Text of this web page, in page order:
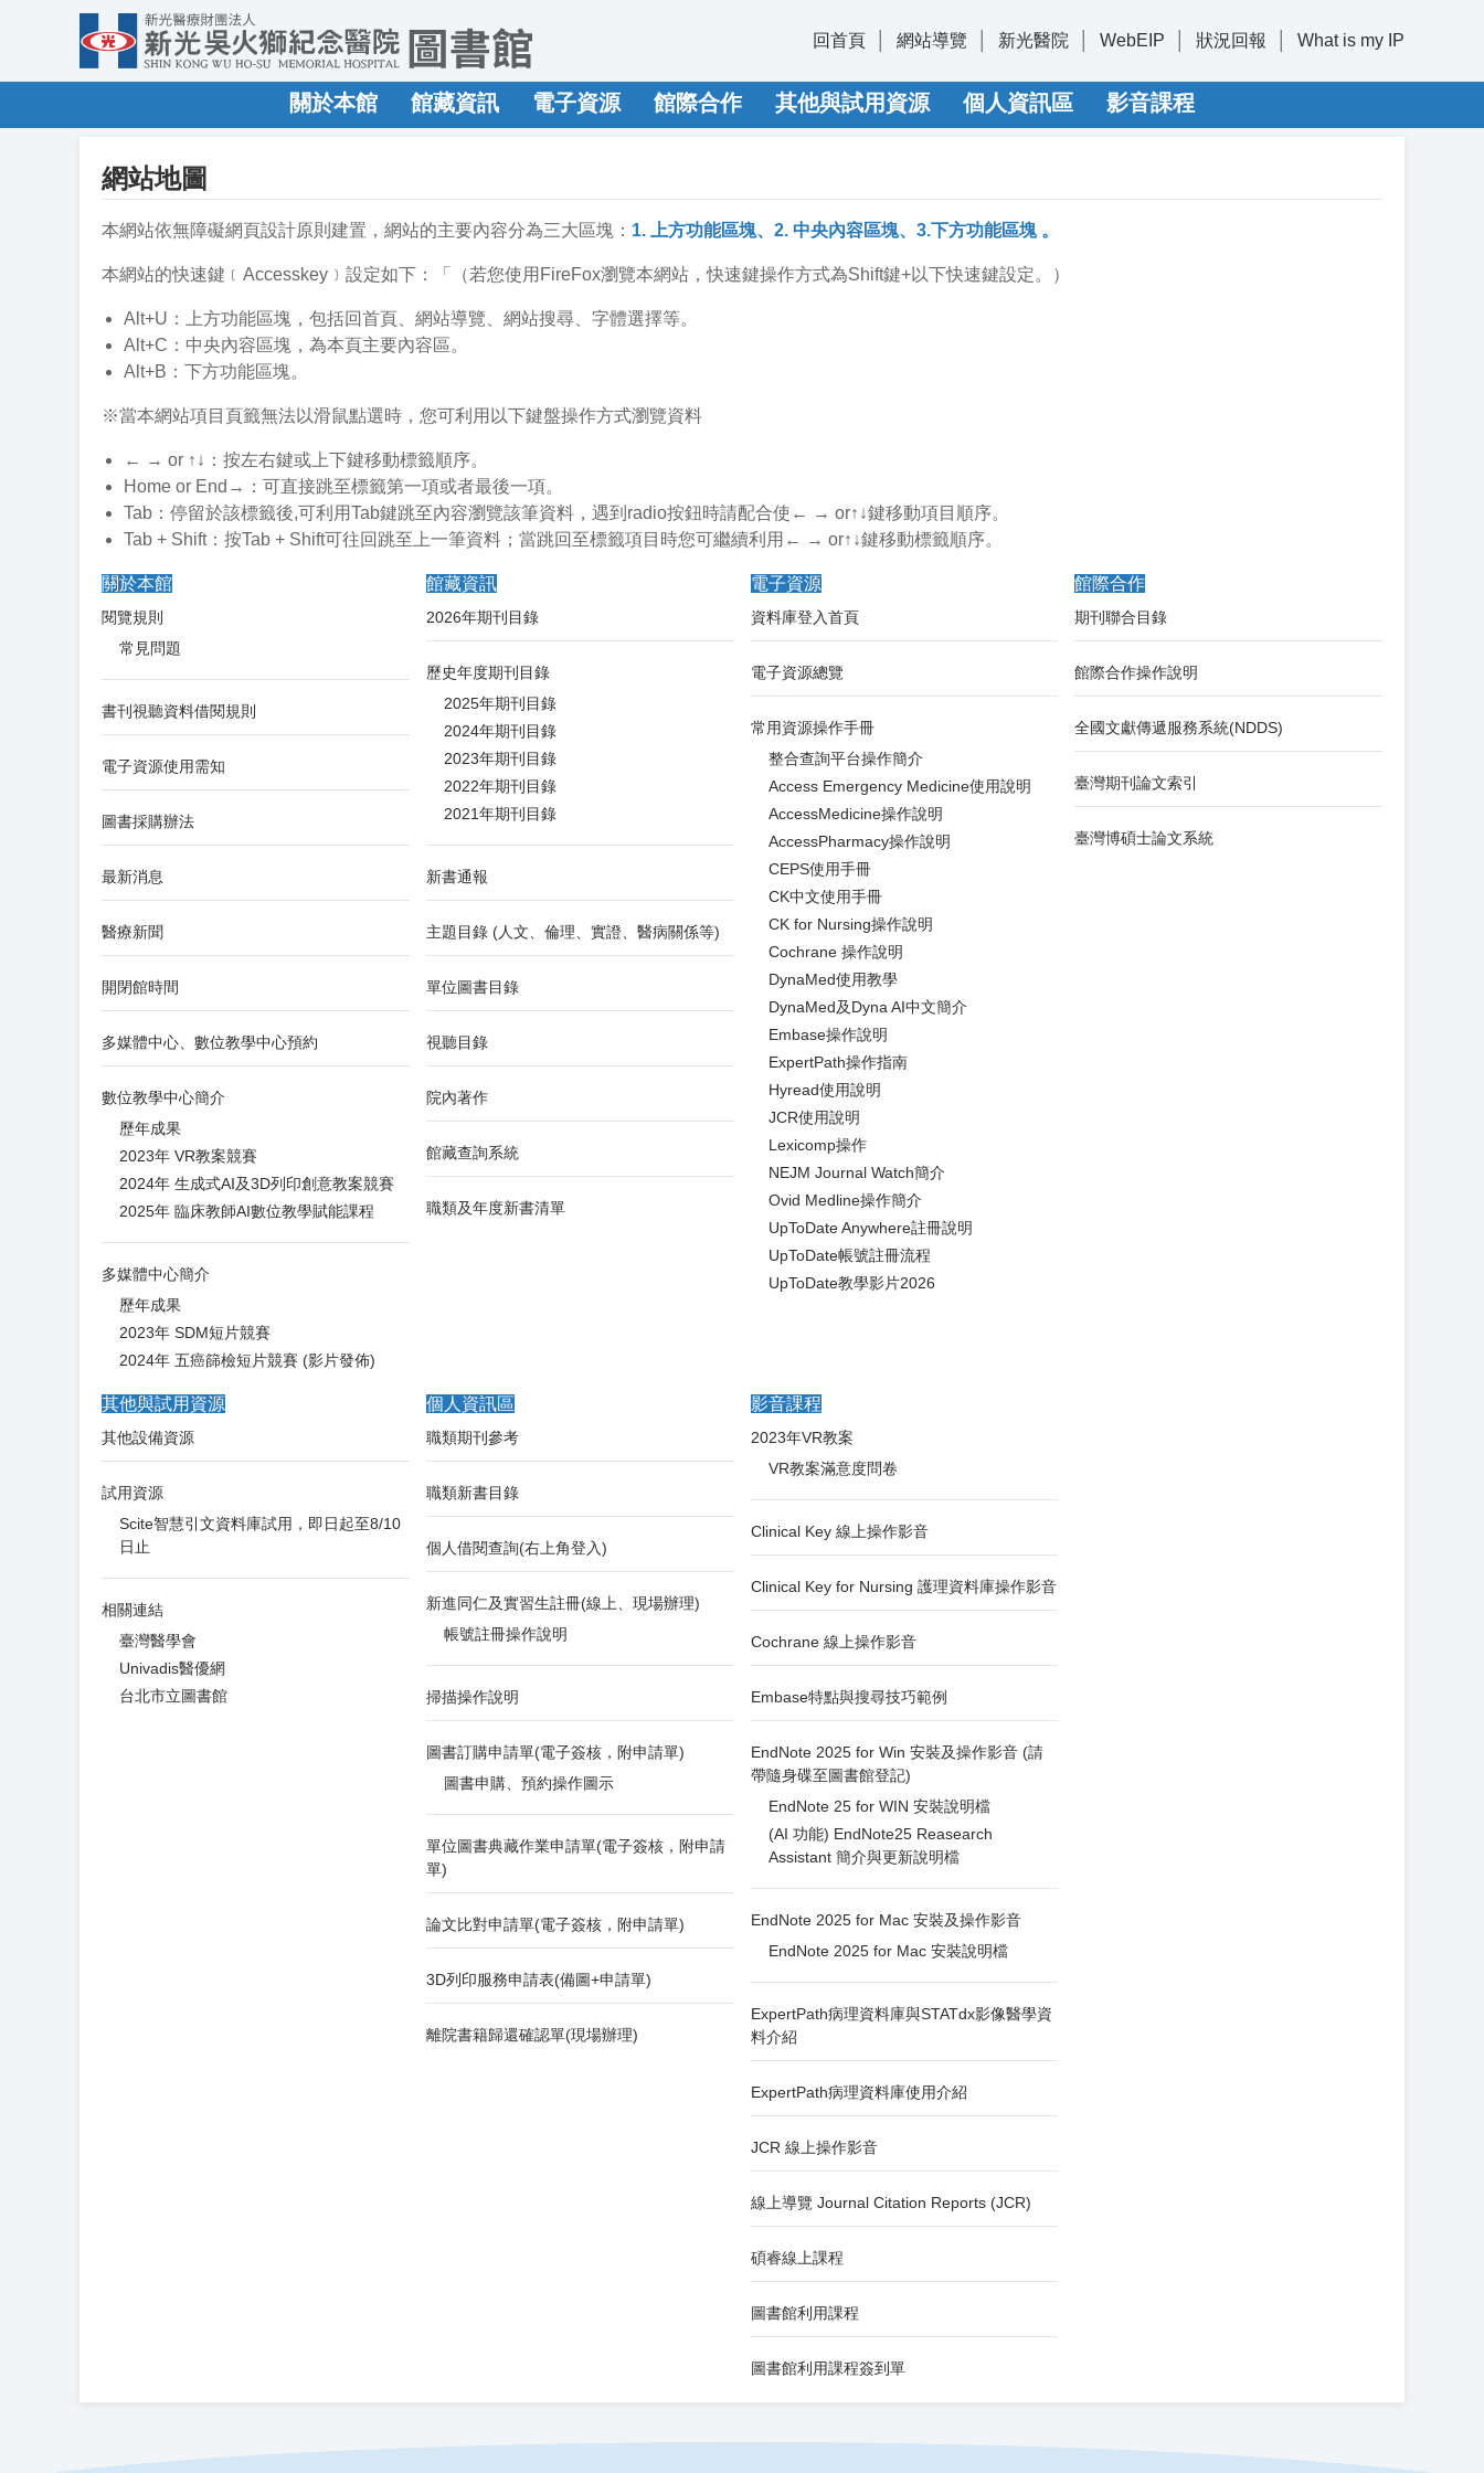
回首頁 網站導覽 新光醫院 WebEIP 狀況回報 What is my IP
關於本館 館藏資訊 電子資源 館際合作 其他與試用資源 個人資訊區 影音課程
網站地圖
本網站依無障礙網頁設計原則建置，網站的主要內容分為三大區塊： 1. 上方功能區塊、2. 中央內容區塊、3.下方功能區塊 。
本網站的快速鍵﹝Accesskey﹞設定如下：「（若您使用FireFox瀏覽本網站，快速鍵操作方式為Shift鍵+以下快速鍵設定。）
Alt+U：上方功能區塊，包括回首頁、網站導覽、網站搜尋、字體選擇等。
Alt+C：中央內容區塊，為本頁主要內容區。
Alt+B：下方功能區塊。
※當本網站項目頁籤無法以滑鼠點選時，您可利用以下鍵盤操作方式瀏覽資料
← → or ↑↓：按左右鍵或上下鍵移動標籤順序。
Home or End→：可直接跳至標籤第一項或者最後一項。
Tab：停留於該標籤後,可利用Tab鍵跳至內容瀏覽該筆資料，遇到radio按鈕時請配合使← → or↑↓鍵移動項目順序。
Tab + Shift：按Tab + Shift可往回跳至上一筆資料；當跳回至標籤項目時您可繼續利用← → or↑↓鍵移動標籤順序。
關於本館
閱覽規則
常見問題
書刊視聽資料借閱規則
電子資源使用需知
圖書採購辦法
最新消息
醫療新聞
開閉館時間
多媒體中心、數位教學中心預約
數位教學中心簡介
歷年成果
2023年 VR教案競賽
2024年 生成式AI及3D列印創意教案競賽
2025年 臨床教師AI數位教學賦能課程
多媒體中心簡介
歷年成果
2023年 SDM短片競賽
2024年 五癌篩檢短片競賽 (影片發佈)
館藏資訊
2026年期刊目錄
歷史年度期刊目錄
2025年期刊目錄
2024年期刊目錄
2023年期刊目錄
2022年期刊目錄
2021年期刊目錄
新書通報
主題目錄 (人文、倫理、實證、醫病關係等)
單位圖書目錄
視聽目錄
院內著作
館藏查詢系統
職類及年度新書清單
電子資源
資料庫登入首頁
電子資源總覽
常用資源操作手冊
整合查詢平台操作簡介
Access Emergency Medicine使用說明
AccessMedicine操作說明
AccessPharmacy操作說明
CEPS使用手冊
CK中文使用手冊
CK for Nursing操作說明
Cochrane 操作說明
DynaMed使用教學
DynaMed及Dyna AI中文簡介
Embase操作說明
ExpertPath操作指南
Hyread使用說明
JCR使用說明
Lexicomp操作
NEJM Journal Watch簡介
Ovid Medline操作簡介
UpToDate Anywhere註冊說明
UpToDate帳號註冊流程
UpToDate教學影片2026
館際合作
期刊聯合目錄
館際合作操作說明
全國文獻傳遞服務系統(NDDS)
臺灣期刊論文索引
臺灣博碩士論文系統
其他與試用資源
其他設備資源
試用資源
Scite智慧引文資料庫試用，即日起至8/10
日止
相關連結
臺灣醫學會
Univadis醫優網
台北市立圖書館
個人資訊區
職類期刊參考
職類新書目錄
個人借閱查詢(右上角登入)
新進同仁及實習生註冊(線上、現場辦理)
帳號註冊操作說明
掃描操作說明
圖書訂購申請單(電子簽核，附申請單)
圖書申購、預約操作圖示
單位圖書典藏作業申請單(電子簽核，附申請
單)
論文比對申請單(電子簽核，附申請單)
3D列印服務申請表(備圖+申請單)
離院書籍歸還確認單(現場辦理)
影音課程
2023年VR教案
VR教案滿意度問卷
Clinical Key 線上操作影音
Clinical Key for Nursing 護理資料庫操作影音
Cochrane 線上操作影音
Embase特點與搜尋技巧範例
EndNote 2025 for Win 安裝及操作影音 (請
帶隨身碟至圖書館登記)
EndNote 25 for WIN 安裝說明檔
(AI 功能) EndNote25 Reasearch
Assistant 簡介與更新說明檔
EndNote 2025 for Mac 安裝及操作影音
EndNote 2025 for Mac 安裝說明檔
ExpertPath病理資料庫與STATdx影像醫學資
料介紹
ExpertPath病理資料庫使用介紹
JCR 線上操作影音
線上導覽 Journal Citation Reports (JCR)
碩睿線上課程
圖書館利用課程
圖書館利用課程簽到單